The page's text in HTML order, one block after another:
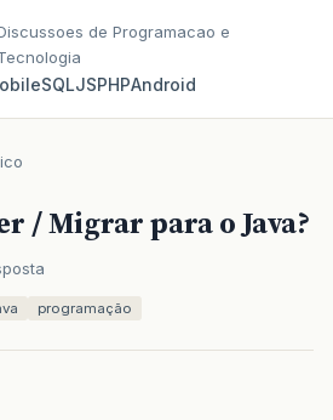
de Programacao e
SQLJSPHPAndroid
/ Migrar para o Java?
programação